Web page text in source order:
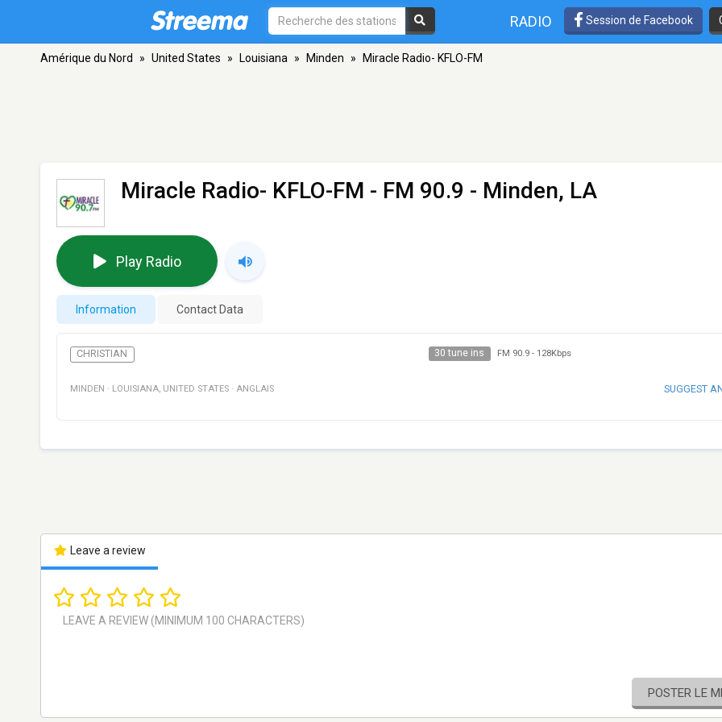
RADIO Session de Facebook
Amérique du Nord » United States » Louisiana » Minden » Miracle Radio- KFLO-FM
Miracle Radio- KFLO-FM - FM 90.9 - Minden, LA
Play Radio
Information Contact Data
CHRISTIAN 30 tune ins FM 90.9- 128Kbps
MINDEN · LOUISIANA, UNITED STATES · ANGLAIS SUGGEST
Leave a review
POSTER LE